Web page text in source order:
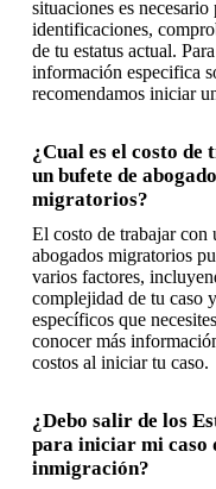
situaciones es necesario
identificaciones,
de tu estatus actual.
información especifica
recomendamos iniciar
¿Cual es el costo
un bufete de
migratorios?
El costo de trabajar con
abogados migratorios
varios factores,
complejidad de tu caso
específicos que
conocer más
costos al iniciar tu caso.
¿Debo salir de los
para iniciar mi caso
inmigración?